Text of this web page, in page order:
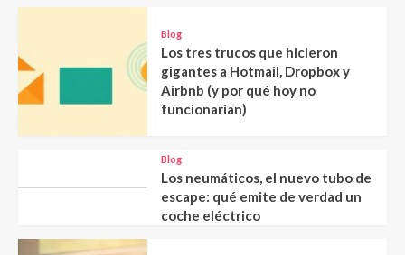
Blog
Los tres trucos que hicieron
gigantes a Hotmail, Dropbox y
Airbnb (y por qué hoy no
funcionarían)
Blog
Los neumáticos, el nuevo tubo de
escape: qué emite de verdad un
coche eléctrico